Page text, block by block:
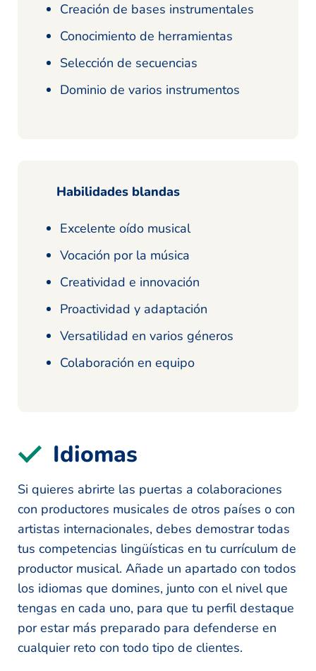
Creación de bases instrumentales
Conocimiento de herramientas
Selección de secuencias
Dominio de varios instrumentos
Habilidades blandas
Excelente oído musical
Vocación por la música
Creatividad e innovación
Proactividad y adaptación
Versatilidad en varios géneros
Colaboración en equipo
Idiomas
Si quieres abrirte las puertas a colaboraciones
con productores musicales de otros países o con
artistas internacionales, debes demostrar todas
tus competencias lingüísticas en tu currículum de
productor musical. Añade un apartado con todos
los idiomas que domines, junto con el nivel que
tengas en cada uno, para que tu perfil destaque
por estar más preparado para defenderse en
cualquier reto con todo tipo de clientes.